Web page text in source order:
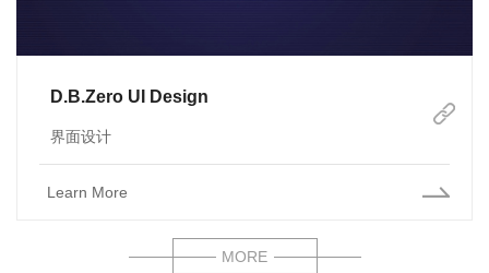
D.B.Zero UI Design
界面设计
Learn More
MORE